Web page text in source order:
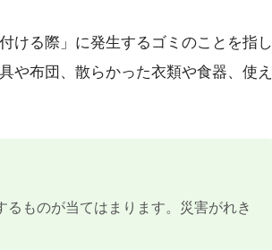
ける際」に発生するゴミのことを指し
や布団、散らかった衣類や食器、使え
ものが当てはまります。災害がれき